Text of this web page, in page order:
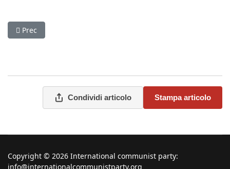
Articolo precedente: Riprendendo la “questione cinese”
Prec
Condividi articolo Stampa articolo
Copyright © 2026 International communist party:
info@internationalcommunistparty.org